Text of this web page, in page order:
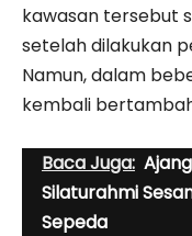
kawasan tersebut
setelah dilakukan
Namun, dalam
kembali
Baca Juga:
Silaturahmi
Sepeda